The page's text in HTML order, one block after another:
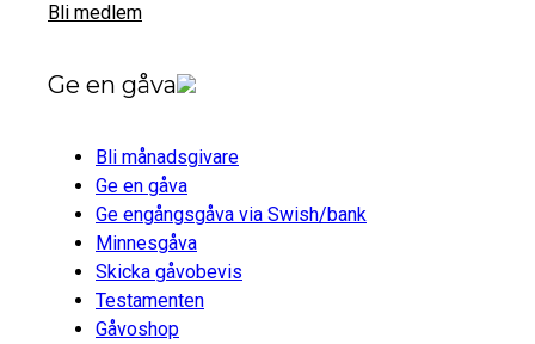
Bli medlem
Ge en gåva
Bli månadsgivare
Ge en gåva
Ge engångsgåva via Swish/bank
Minnesgåva
Skicka gåvobevis
Testamenten
Gåvoshop